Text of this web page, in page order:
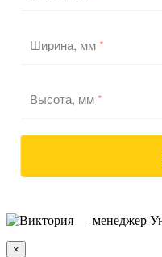
Ширина, мм*
Высота, мм*
×